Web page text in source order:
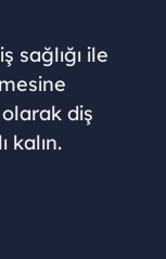
sağlığı ile
diş
kalın.